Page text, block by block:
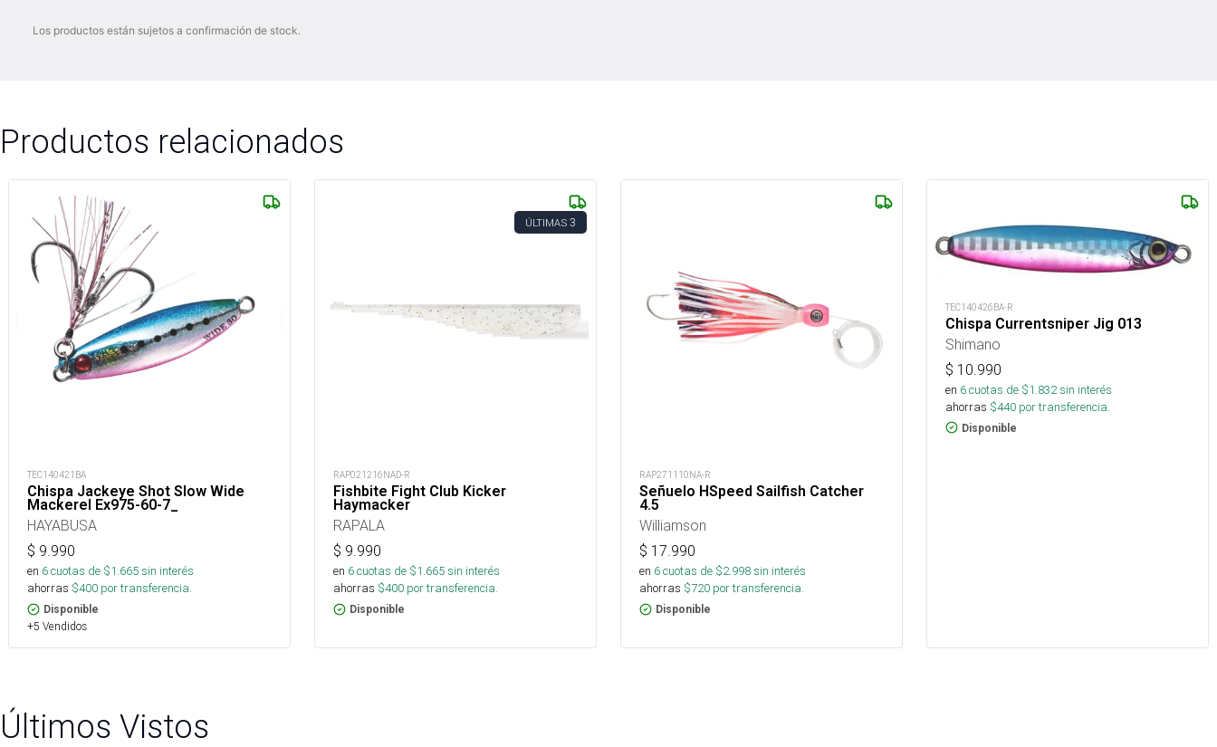
Los productos están sujetos a confirmación de stock.
Productos relacionados
TEC140421BA
Chispa Jackeye Shot Slow Wide
Mackerel Ex975-60-7_
HAYABUSA
$ 9.990
en 6cuotas de $1.665sin interés
ahorras $400 por transferencia.
Disponible
+5 Vendidos
ÚLTIMAS 3
RAP021216NAD-R
Fishbite Fight Club Kicker
Haymacker
RAPALA
$ 9.990
en 6cuotas de $1.665sin interés
ahorras $400 por transferencia.
Disponible
RAP271110NA-R
Señuelo HSpeed Sailfish Catcher
4.5
Williamson
$ 17.990
en 6cuotas de $2.998sin interés
ahorras $720 por transferencia.
Disponible
TEC140426BA-R
Chispa Currentsniper Jig 013
Shimano
$ 10.990
en 6cuotas de $1.832sin interés
ahorras $440 por transferencia.
Disponible
Últimos Vistos